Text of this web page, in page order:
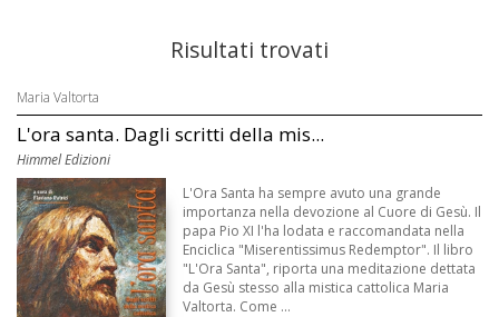
Risultati trovati
Maria Valtorta
L'ora santa. Dagli scritti della mis...
Himmel Edizioni
L'Ora Santa ha sempre avuto una grande
importanza nella devozione al Cuore di Gesù. Il
papa Pio XI l'ha lodata e raccomandata nella
Enciclica "Miserentissimus Redemptor". Il libro
"L'Ora Santa", riporta una meditazione dettata
da Gesù stesso alla mistica cattolica Maria
Valtorta. Come ...